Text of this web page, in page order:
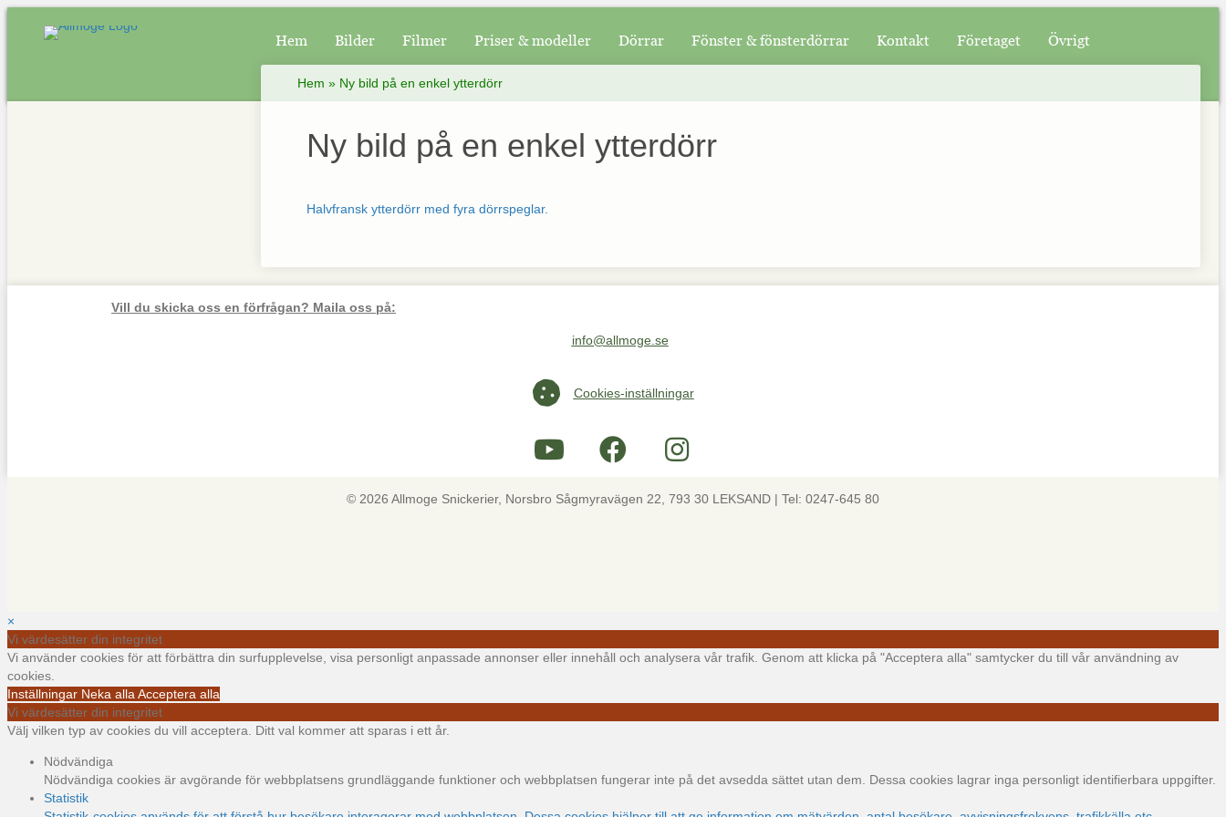
Hem Bilder Filmer Priser & modeller Dörrar Fönster & fönsterdörrar Kontakt Företaget Övrigt
Hem » Ny bild på en enkel ytterdörr
Ny bild på en enkel ytterdörr
Halvfransk ytterdörr med fyra dörrspeglar.
Vill du skicka oss en förfrågan? Maila oss på:
Maila oss på info@allmoge.se
info@allmoge.se
Cookies-inställningar
Cookies-inställningar
© 2026 Allmoge Snickerier, Norsbro Sågmyravägen 22, 793 30 LEKSAND | Tel: 0247-645 80
×
Vi värdesätter din integritet
Vi använder cookies för att förbättra din surfupplevelse, visa personligt anpassade annonser eller innehåll och analysera vår trafik. Genom att klicka på "Acceptera alla" samtycker du till vår användning av
cookies.
Inställningar Neka alla Acceptera alla
Vi värdesätter din integritet
Välj vilken typ av cookies du vill acceptera. Ditt val kommer att sparas i ett år.
Nödvändiga
Nödvändiga cookies är avgörande för webbplatsens grundläggande funktioner och webbplatsen fungerar inte på det avsedda sättet utan dem. Dessa cookies lagrar inga personligt identifierbara uppgifter.
Statistik